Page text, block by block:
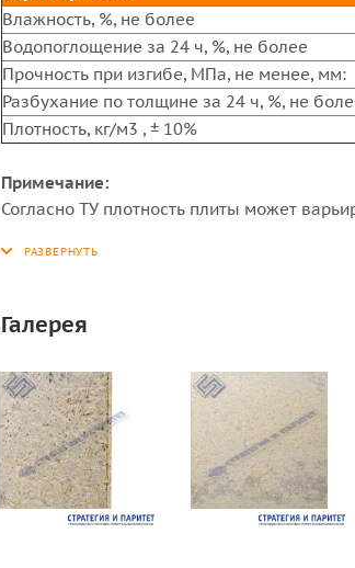
Влажность, %, не более
Водопоглощение за 24 ч, %, не более
Прочность при изгибе, МПа, не менее, мм:
Разбухание по толщине за 24 ч, %, не
Плотность, кг/м3 , ± 10%
Примечание:
Согласно ТУ плотность плиты может
Галерея